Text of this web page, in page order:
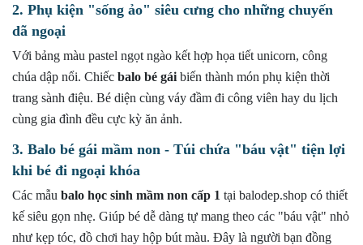
2. Phụ kiện "sống ảo" siêu cưng cho những chuyến
dã ngoại
Với bảng màu pastel ngọt ngào kết hợp họa tiết unicorn, công
chúa dập nổi. Chiếc balo bé gái biến thành món phụ kiện thời
trang sành điệu. Bé diện cùng váy đầm đi công viên hay du lịch
cùng gia đình đều cực kỳ ăn ảnh.
3. Balo bé gái mầm non - Túi chứa "báu vật" tiện lợi
khi bé đi ngoại khóa
Các mẫu balo học sinh mầm non cấp 1 tại balodep.shop có thiết
kế siêu gọn nhẹ. Giúp bé dễ dàng tự mang theo các "báu vật" nhỏ
như kẹp tóc, đồ chơi hay hộp bút màu. Đây là người bạn đồng